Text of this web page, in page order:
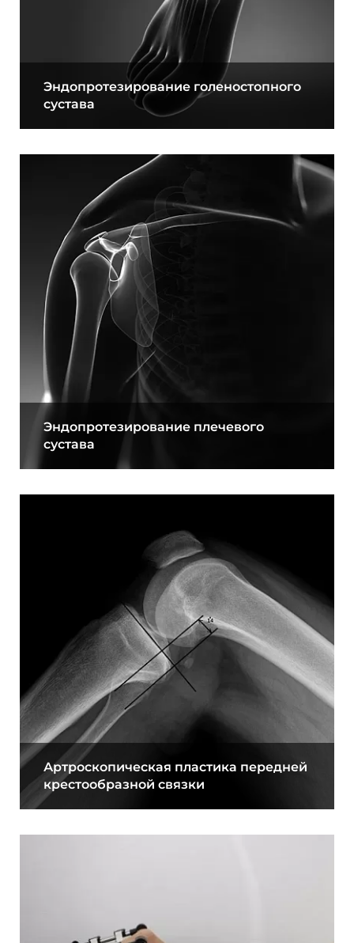
Эндопротезирование голеностопного
сустава
Эндопротезирование плечевого
сустава
Артроскопическая пластика передней
крестообразной связки